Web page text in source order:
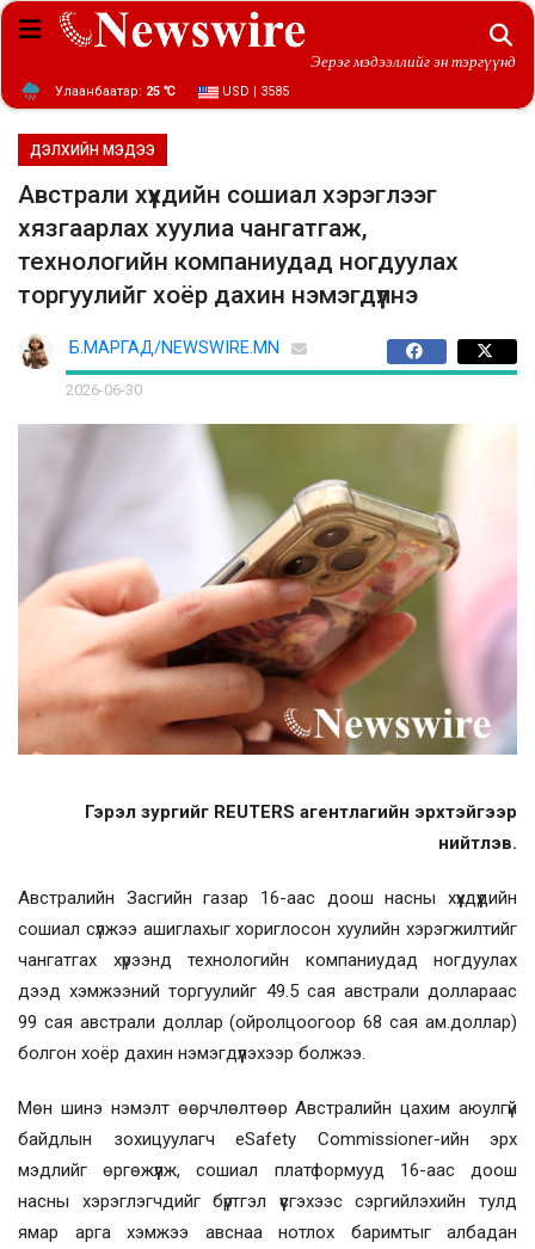
Эерэг мэдээллийг эн тэргүүнд
Улаанбаатар: 25 ℃ USD | 3585
ДЭЛХИЙН МЭДЭЭ
Австрали хүүхдийн сошиал хэрэглээг
хязгаарлах хуулиа чангатгаж,
технологийн компаниудад ногдуулах
торгуулийг хоёр дахин нэмэгдүүлнэ
Б.МАРГАД/NEWSWIRE.MN
2026-06-30
Гэрэл зургийг REUTERS агентлагийн эрхтэйгээр
нийтлэв.
Австралийн Засгийн газар 16-аас доош насны хүүхдүүдийн
сошиал сүлжээ ашиглахыг хориглосон хуулийн хэрэгжилтийг
чангатгах хүрээнд технологийн компаниудад ногдуулах
дээд хэмжээний торгуулийг 49.5 сая австрали доллараас
99 сая австрали доллар (ойролцоогоор 68 сая ам.доллар)
болгон хоёр дахин нэмэгдүүлэхээр болжээ.
Мөн шинэ нэмэлт өөрчлөлтөөр Австралийн цахим аюулгүй
байдлын зохицуулагч eSafety Commissioner-ийн эрх
мэдлийг өргөжүүлж, сошиал платформууд 16-аас доош
насны хэрэглэгчдийг бүртгэл үүсгэхээс сэргийлэхийн тулд
ямар арга хэмжээ авснаа нотлох баримтыг албадан